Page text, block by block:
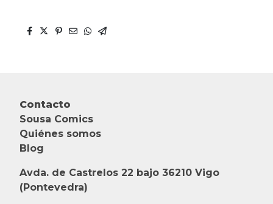
Contacto
Sousa Comics
Quiénes somos
Blog
Avda. de Castrelos 22 bajo 36210 Vigo
(Pontevedra)